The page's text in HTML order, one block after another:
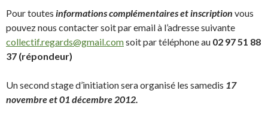
Pour toutes informations complémentaires et inscription vous
pouvez nous contacter soit par email à l’adresse suivante
collectif.regards@gmail.comsoit par téléphone au 02 97 51 88
37 (répondeur)
Un second stage d’initiation sera organisé les samedis 17
novembre et 01 décembre 2012.